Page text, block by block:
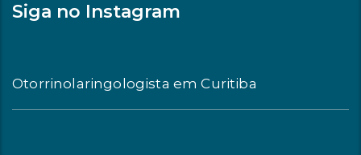
Siga no Instagram
Otorrinolaringologista em Curitiba